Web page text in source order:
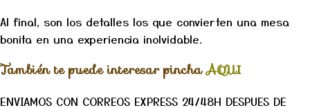
Al final, son los detalles los que convierten una mesa
bonita en una experiencia inolvidable.
También te puede interesar pinchaAQUI
ENVIAMOS CON CORREOS EXPRESS 24/48H DESPUES DE